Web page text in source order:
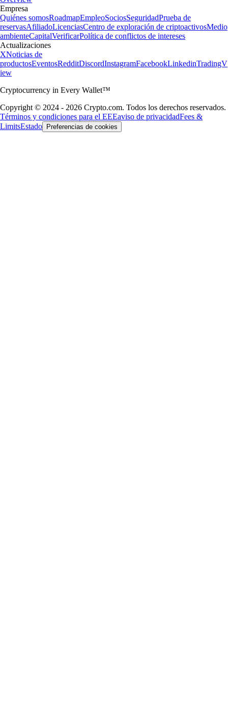
Empresa
Quiénes somosRoadmapEmpleoSociosSeguridadPrueba de
reservasAfiliadoLicenciasCentro de exploración de criptoactivosMedio
ambienteCapitalVerificarPolítica de conflictos de intereses
Actualizaciones
XNoticias de
productosEventosRedditDiscordInstagramFacebookLinkedinTradingV
iew
Cryptocurrency in Every Wallet™
Copyright © 2024 - 2026 Crypto.com. Todos los derechos reservados.
Términos y condiciones para el EEEaviso de privacidadFees &
LimitsEstado Preferencias de cookies